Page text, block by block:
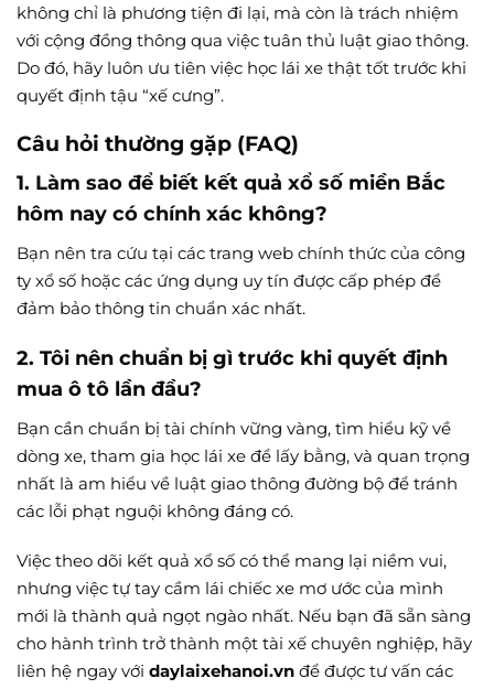
không chỉ là phương tiện đi lại, mà còn là trách nhiệm
với cộng đồng thông qua việc tuân thủ luật giao thông.
Do đó, hãy luôn ưu tiên việc học lái xe thật tốt trước khi
quyết định tậu “xế cưng”.
Câu hỏi thường gặp (FAQ)
1. Làm sao để biết kết quả xổ số miền Bắc
hôm nay có chính xác không?
Bạn nên tra cứu tại các trang web chính thức của công
ty xổ số hoặc các ứng dụng uy tín được cấp phép để
đảm bảo thông tin chuẩn xác nhất.
2. Tôi nên chuẩn bị gì trước khi quyết định
mua ô tô lần đầu?
Bạn cần chuẩn bị tài chính vững vàng, tìm hiểu kỹ về
dòng xe, tham gia học lái xe để lấy bằng, và quan trọng
nhất là am hiểu về luật giao thông đường bộ để tránh
các lỗi phạt nguội không đáng có.
Việc theo dõi kết quả xổ số có thể mang lại niềm vui,
nhưng việc tự tay cầm lái chiếc xe mơ ước của mình
mới là thành quả ngọt ngào nhất. Nếu bạn đã sẵn sàng
cho hành trình trở thành một tài xế chuyên nghiệp, hãy
liên hệ ngay với daylaixehanoi.vn để được tư vấn các